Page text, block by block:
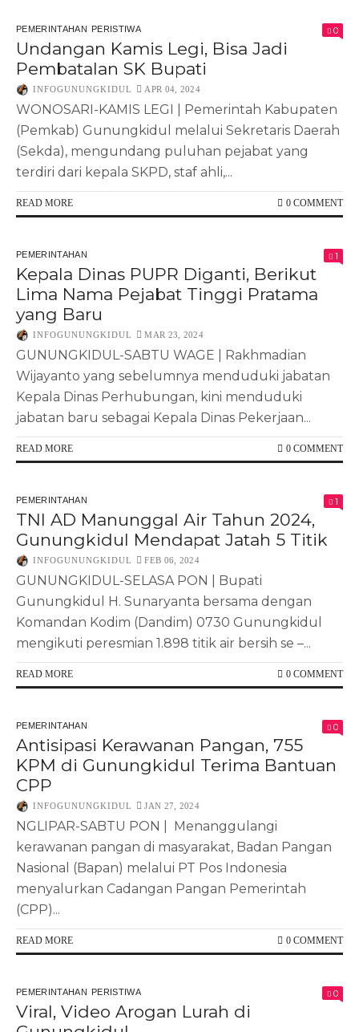
PEMERINTAHAN PERISTIWA 0
Undangan Kamis Legi, Bisa Jadi
Pembatalan SK Bupati
INFOGUNUNGKIDUL APR 04, 2024
WONOSARI-KAMIS LEGI | Pemerintah Kabupaten
(Pemkab) Gunungkidul melalui Sekretaris Daerah
(Sekda), mengundang puluhan pejabat yang
terdiri dari kepala SKPD, staf ahli,...
READ MORE 0 COMMENT
PEMERINTAHAN 1
Kepala Dinas PUPR Diganti, Berikut
Lima Nama Pejabat Tinggi Pratama
yang Baru
INFOGUNUNGKIDUL MAR 23, 2024
GUNUNGKIDUL-SABTU WAGE | Rakhmadian
Wijayanto yang sebelumnya menduduki jabatan
Kepala Dinas Perhubungan, kini menduduki
jabatan baru sebagai Kepala Dinas Pekerjaan...
READ MORE 0 COMMENT
PEMERINTAHAN 1
TNI AD Manunggal Air Tahun 2024,
Gunungkidul Mendapat Jatah 5 Titik
INFOGUNUNGKIDUL FEB 06, 2024
GUNUNGKIDUL-SELASA PON | Bupati
Gunungkidul H. Sunaryanta bersama dengan
Komandan Kodim (Dandim) 0730 Gunungkidul
mengikuti peresmian 1.898 titik air bersih se –...
READ MORE 0 COMMENT
PEMERINTAHAN 0
Antisipasi Kerawanan Pangan, 755
KPM di Gunungkidul Terima Bantuan
CPP
INFOGUNUNGKIDUL JAN 27, 2024
NGLIPAR-SABTU PON | Menanggulangi
kerawanan pangan di masyarakat, Badan Pangan
Nasional (Bapan) melalui PT Pos Indonesia
menyalurkan Cadangan Pangan Pemerintah
(CPP)...
READ MORE 0 COMMENT
PEMERINTAHAN PERISTIWA 0
Viral, Video Arogan Lurah di